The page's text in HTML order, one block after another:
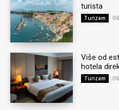
turista
Turizam
Više od
hotela
Turizam